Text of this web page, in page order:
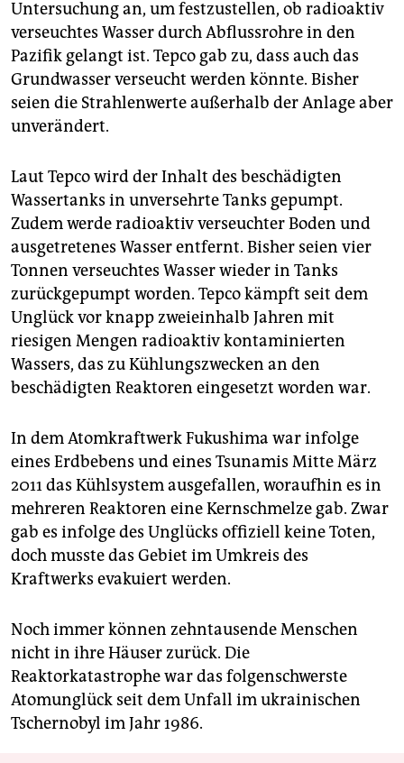
Untersuchung an, um festzustellen, ob radioaktiv
verseuchtes Wasser durch Abflussrohre in den
Pazifik gelangt ist. Tepco gab zu, dass auch das
Grundwasser verseucht werden könnte. Bisher
seien die Strahlenwerte außerhalb der Anlage aber
unverändert.
Laut Tepco wird der Inhalt des beschädigten
Wassertanks in unversehrte Tanks gepumpt.
Zudem werde radioaktiv verseuchter Boden und
ausgetretenes Wasser entfernt. Bisher seien vier
Tonnen verseuchtes Wasser wieder in Tanks
zurückgepumpt worden. Tepco kämpft seit dem
Unglück vor knapp zweieinhalb Jahren mit
riesigen Mengen radioaktiv kontaminierten
Wassers, das zu Kühlungszwecken an den
beschädigten Reaktoren eingesetzt worden war.
In dem Atomkraftwerk Fukushima war infolge
eines Erdbebens und eines Tsunamis Mitte März
2011 das Kühlsystem ausgefallen, woraufhin es in
mehreren Reaktoren eine Kernschmelze gab. Zwar
gab es infolge des Unglücks offiziell keine Toten,
doch musste das Gebiet im Umkreis des
Kraftwerks evakuiert werden.
Noch immer können zehntausende Menschen
nicht in ihre Häuser zurück. Die
Reaktorkatastrophe war das folgenschwerste
Atomunglück seit dem Unfall im ukrainischen
Tschernobyl im Jahr 1986.